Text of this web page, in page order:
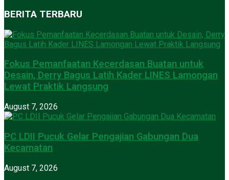
BERITA TERBARU
Fokus Pemanfaatan Kecerdasan Buatan untuk
Desain, Derry Bagus Latih Kader LINES Lamongan
Lewat Praktik Langsung
August 7, 2026
PC LDII Pucuk Gelar Pengajian Gabungan Dua
Kecamatan
August 7, 2026